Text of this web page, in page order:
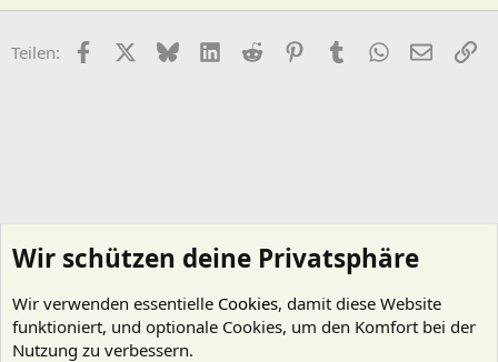
Teilen: FacebookX (Twitter)
BlueskyLinkedIn
Reddit PinterestTumblr WhatsApp
E-Mail
Wir schützen deine Privatsphäre
Wir verwenden essentielle Cookies, damit diese Website
funktioniert, und optionale Cookies, um den Komfort bei der
Nutzung zu verbessern.